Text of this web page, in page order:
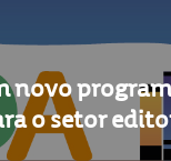
novo
o setor